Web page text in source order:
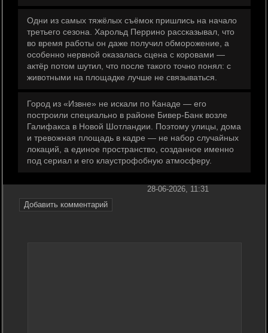
Одни из самых тяжёлых съёмок пришлись на начало
третьего сезона. Харольд Перрино рассказывал, что
во время работы он даже получил обморожение, а
особенно нервной оказалась сцена с коровами —
актёр потом шутил, что после такого точно понял: с
животными на площадке лучше не связываться.
Город из «Извне» не искали по Канаде — его
построили специально в районе Бивер-Банк возле
Галифакса в Новой Шотландии. Поэтому улицы, дома
и тревожная площадь в кадре — не набор случайных
локаций, а единое пространство, созданное именно
под сериал и его клаустрофобную атмосферу.
Добавить комментарий
28-06-2026, 11:31